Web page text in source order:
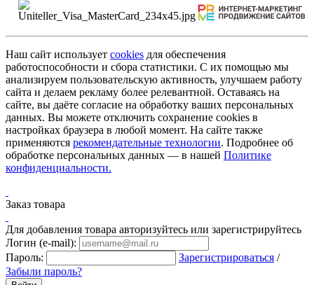
Наш сайт использует cookies для обеспечения
работоспособности и сбора статистики. С их помощью мы
анализируем пользовательскую активность, улучшаем работу
сайта и делаем рекламу более релевантной. Оставаясь на
сайте, вы даёте согласие на обработку ваших персональных
данных. Вы можете отключить сохранение cookies в
настройках браузера в любой момент. На сайте также
применяются рекомендательные технологии. Подробнее об
обработке персональных данных — в нашей Политике
конфиденциальности.
Заказ товара
Для добавления товара авторизуйтесь или зарегистрируйтесь
Логин (e-mail):
Пароль:
Зарегистрироваться /
Забыли пароль?